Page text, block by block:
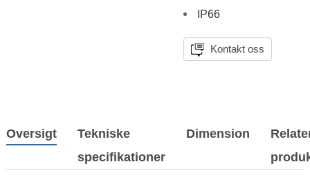
IP66
Kontakt oss
Oversigt
Tekniske
specifikationer
Dimension